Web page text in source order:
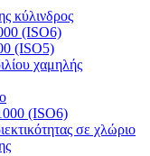
κύλινδρος
(ISO6)
(ISO5)
χαμηλής
(ISO6)
σε χλώριο